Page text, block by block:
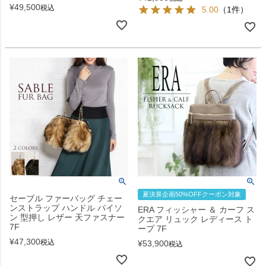
¥49,500税込 5.00 （1件）
セーブル ファーバッグ チェー
ンストラップ ハンドル パイソ
ン 型押し レザー 天ファスナー
7F
¥47,300税込
夏決算企画50%OFFクーポン対象
ERA フィッシャー ＆ カーフ ス
クエア リュック レディース ト
ープ 7F
¥53,900税込